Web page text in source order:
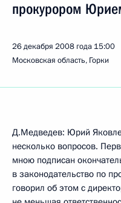
прокурором
26 декабря 2008 года 15:00
Московская область, Горки
Д.Медведев: Юрий
несколько вопросов.
мною подписан
в законодательство по
говорил об этом с